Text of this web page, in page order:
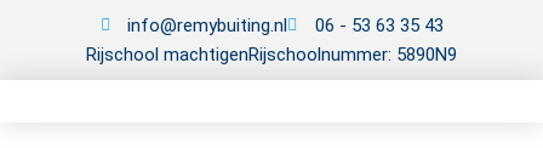
info@remybuiting.nl
06 - 53 63 35 43
Rijschool machtigenRijschoolnummer: 5890N9